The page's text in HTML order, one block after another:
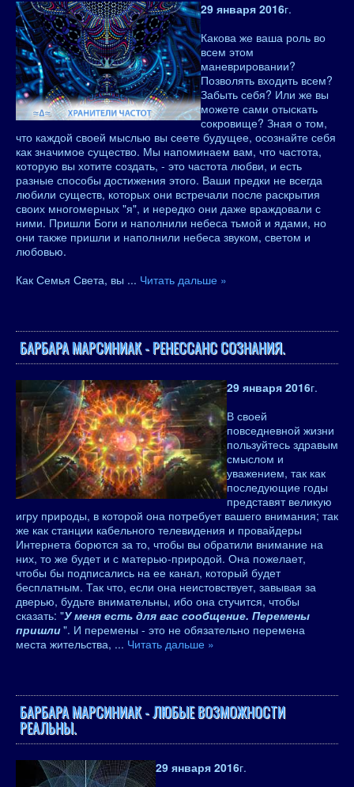
29 января 2016г.
Какова же ваша роль во
всем этом
маневрировании?
Позволять входить всем?
Забыть себя? Или же вы
можете сами отыскать
сокровище? Зная о том,
что каждой своей мыслью вы сеете будущее, осознайте себя
как значимое существо. Мы напоминаем вам, что частота,
которую вы хотите создать, - это частота любви, и есть
разные способы достижения этого. Ваши предки не всегда
любили существ, которых они встречали после раскрытия
своих многомерных "я", и нередко они даже враждовали с
ними. Пришли Боги и наполнили небеса тьмой и ядами, но
они также пришли и наполнили небеса звуком, светом и
любовью.
Как Семья Света, вы ... Читать дальше »
БАРБАРА МАРСИНИАК - РЕНЕССАНС СОЗНАНИЯ.
29 января 2016г.
В своей
повседневной жизни
пользуйтесь здравым
смыслом и
уважением, так как
последующие годы
представят великую
игру природы, в которой она потребует вашего внимания; так
же как станции кабельного телевидения и провайдеры
Интернета борются за то, чтобы вы обратили внимание на
них, то же будет и с матерью-природой. Она пожелает,
чтобы бы подписались на ее канал, который будет
бесплатным. Так что, если она неистовствует, завывая за
дверью, будьте внимательны, ибо она стучится, чтобы
сказать: "У меня есть для вас сообщение. Перемены
пришли". И перемены - это не обязательно перемена
места жительства, ... Читать дальше »
БАРБАРА МАРСИНИАК - ЛЮБЫЕ ВОЗМОЖНОСТИ
РЕАЛЬНЫ.
29 января 2016г.